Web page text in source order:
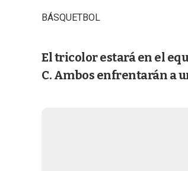
BÁSQUETBOL
El tricolor estará en el
C. Ambos enfrentarán a